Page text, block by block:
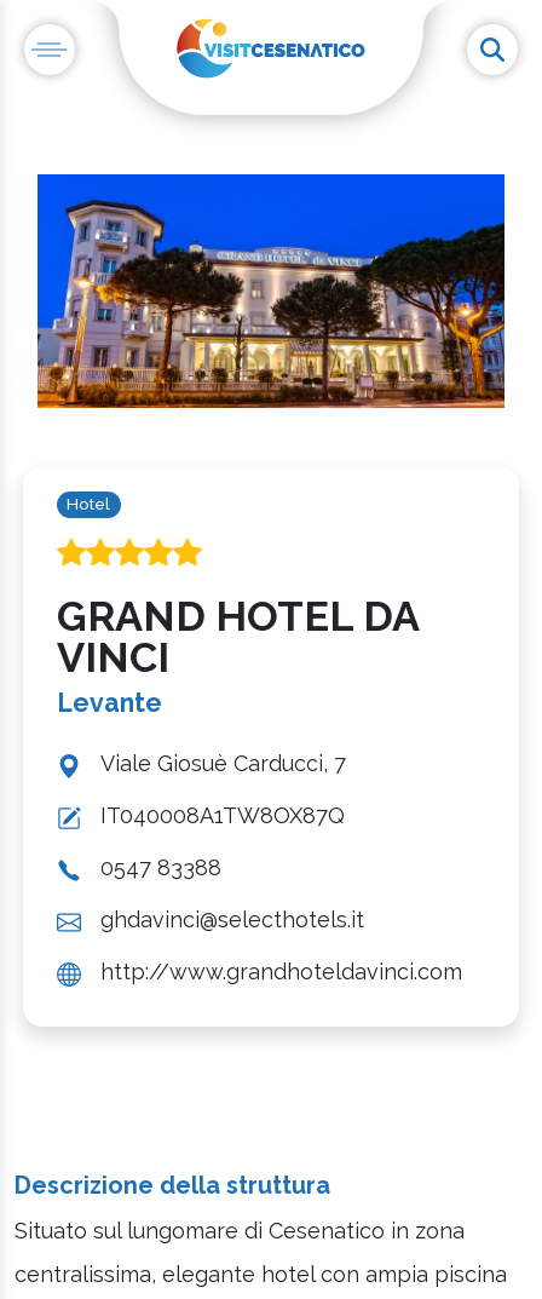
Hotel
GRAND HOTEL DA
VINCI
Levante
Viale Giosuè Carducci, 7
IT040008A1TW8OX87Q
0547 83388
ghdavinci@selecthotels.it
http://www.grandhoteldavinci.com
Descrizione della struttura
Situato sul lungomare di Cesenatico in zona
centralissima, elegante hotel con ampia piscina